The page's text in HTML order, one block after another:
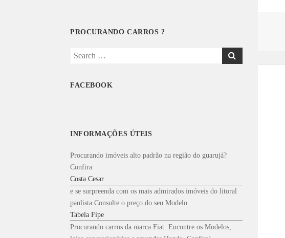
PROCURANDO CARROS ?
Search
FACEBOOK
INFORMAÇÕES ÚTEIS
Procurando imóveis alto padrão na região do guarujá?
Confira
Costa Cesar
e se surpreenda com os mais admirados imóveis do litoral
paulista Consulte o preço do seu Modelo
Tabela Fipe
Procurando carros da marca Fiat. Encontre os Modelos,